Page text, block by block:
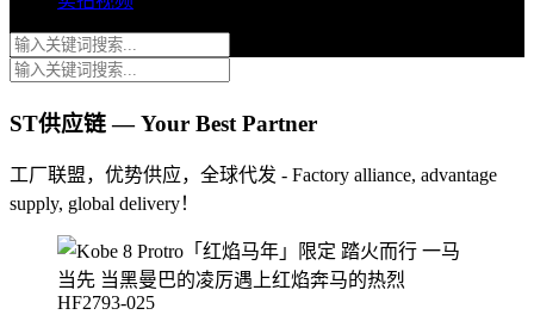
ST供应链 — Your Best Partner
工厂联盟，优势供应，全球代发 - Factory alliance, advantage
supply, global delivery！